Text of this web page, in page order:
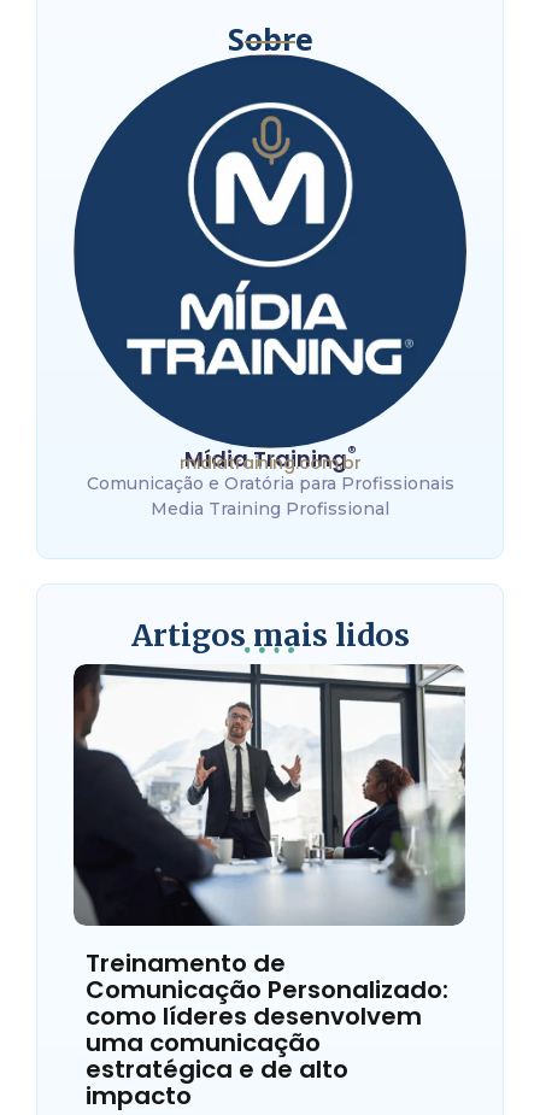
Sobre
Mídia Training®
midiatraining.com.br
Comunicação e Oratória para Profissionais
Media Training Profissional
Artigos mais lidos
Treinamento de
Comunicação Personalizado:
como líderes desenvolvem
uma comunicação
estratégica e de alto
impacto